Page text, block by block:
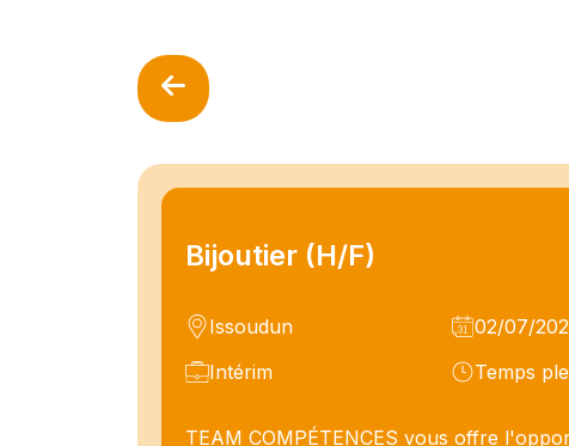
Bijoutier (H/F)
Issoudun
02/07/
Intérim
Temps
TEAM COMPÉTENCES vous offre